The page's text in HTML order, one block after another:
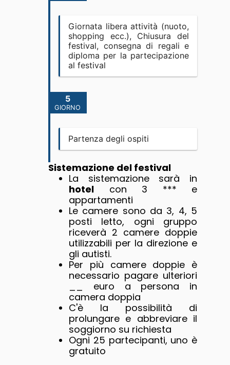
Giornata libera attività (nuoto,
shopping ecc.), Chiusura del
festival, consegna di regali e
diploma per la partecipazione
al festival
5
GIORNO
Partenza degli ospiti
Sistemazione del festival
La sistemazione sarà in
hotel con 3 *** e
appartamenti
Le camere sono da 3, 4, 5
posti letto, ogni gruppo
riceverà 2 camere doppie
utilizzabili per la direzione e
gli autisti.
Per più camere doppie è
necessario pagare ulteriori
__ euro a persona in
camera doppia
C'è la possibilità di
prolungare e abbreviare il
soggiorno su richiesta
Ogni 25 partecipanti, uno è
gratuito